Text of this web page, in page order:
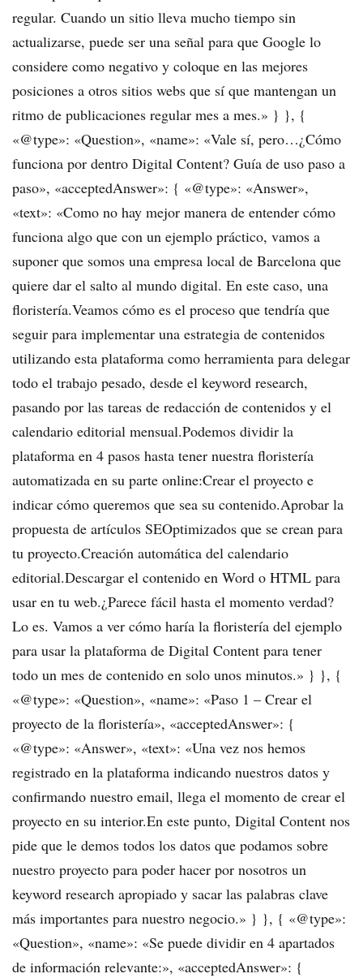
regular. Cuando un sitio lleva mucho tiempo sin
actualizarse, puede ser una señal para que Google lo
considere como negativo y coloque en las mejores
posiciones a otros sitios webs que sí que mantengan un
ritmo de publicaciones regular mes a mes.» } }, {
«@type»: «Question», «name»: «Vale sí, pero…¿Cómo
funciona por dentro Digital Content? Guía de uso paso a
paso», «acceptedAnswer»: { «@type»: «Answer»,
«text»: «Como no hay mejor manera de entender cómo
funciona algo que con un ejemplo práctico, vamos a
suponer que somos una empresa local de Barcelona que
quiere dar el salto al mundo digital. En este caso, una
floristería.Veamos cómo es el proceso que tendría que
seguir para implementar una estrategia de contenidos
utilizando esta plataforma como herramienta para delegar
todo el trabajo pesado, desde el keyword research,
pasando por las tareas de redacción de contenidos y el
calendario editorial mensual.Podemos dividir la
plataforma en 4 pasos hasta tener nuestra floristería
automatizada en su parte online:Crear el proyecto e
indicar cómo queremos que sea su contenido.Aprobar la
propuesta de artículos SEOptimizados que se crean para
tu proyecto.Creación automática del calendario
editorial.Descargar el contenido en Word o HTML para
usar en tu web.¿Parece fácil hasta el momento verdad?
Lo es. Vamos a ver cómo haría la floristería del ejemplo
para usar la plataforma de Digital Content para tener
todo un mes de contenido en solo unos minutos.» } }, {
«@type»: «Question», «name»: «Paso 1 – Crear el
proyecto de la floristería», «acceptedAnswer»: {
«@type»: «Answer», «text»: «Una vez nos hemos
registrado en la plataforma indicando nuestros datos y
confirmando nuestro email, llega el momento de crear el
proyecto en su interior.En este punto, Digital Content nos
pide que le demos todos los datos que podamos sobre
nuestro proyecto para poder hacer por nosotros un
keyword research apropiado y sacar las palabras clave
más importantes para nuestro negocio.» } }, { «@type»:
«Question», «name»: «Se puede dividir en 4 apartados
de información relevante:», «acceptedAnswer»: {